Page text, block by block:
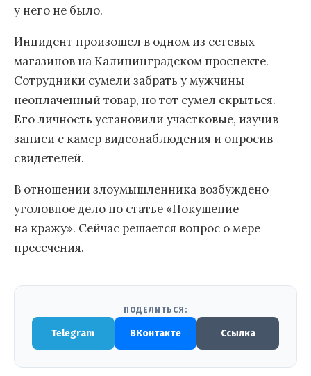
у него не было.
Инцидент произошел в одном из сетевых
магазинов на Калининградском проспекте.
Сотрудники сумели забрать у мужчины
неоплаченный товар, но тот сумел скрыться.
Его личность установили участковые, изучив
записи с камер видеонаблюдения и опросив
свидетелей.
В отношении злоумышленника возбуждено
уголовное дело по статье «Покушение
на кражу». Сейчас решается вопрос о мере
пресечения.
ПОДЕЛИТЬСЯ:
Telegram ВКонтакте Ссылка